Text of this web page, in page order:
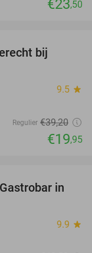
€23,50
bij
9.5 star
Regulier €39,20
€19,95
38%
in
9.9 star